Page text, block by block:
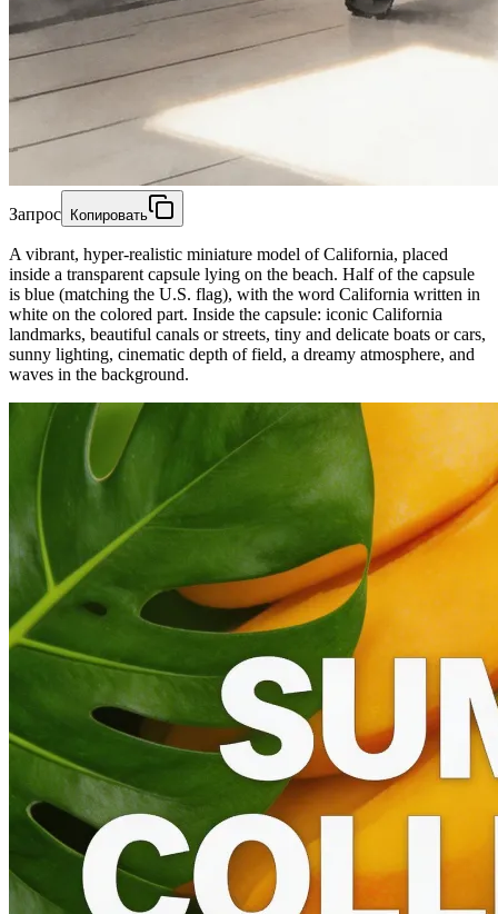
Запрос Копировать
A vibrant, hyper-realistic miniature model of California, placed
inside a transparent capsule lying on the beach. Half of the capsule
is blue (matching the U.S. flag), with the word California written in
white on the colored part. Inside the capsule: iconic California
landmarks, beautiful canals or streets, tiny and delicate boats or cars,
sunny lighting, cinematic depth of field, a dreamy atmosphere, and
waves in the background.